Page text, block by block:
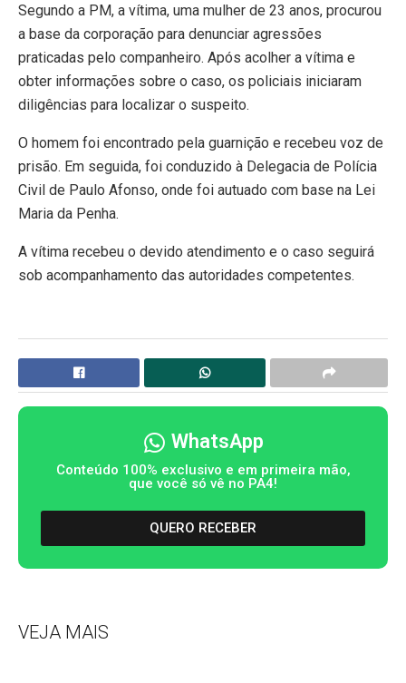
Segundo a PM, a vítima, uma mulher de 23 anos, procurou
a base da corporação para denunciar agressões
praticadas pelo companheiro. Após acolher a vítima e
obter informações sobre o caso, os policiais iniciaram
diligências para localizar o suspeito.
O homem foi encontrado pela guarnição e recebeu voz de
prisão. Em seguida, foi conduzido à Delegacia de Polícia
Civil de Paulo Afonso, onde foi autuado com base na Lei
Maria da Penha.
A vítima recebeu o devido atendimento e o caso seguirá
sob acompanhamento das autoridades competentes.
WhatsApp
Conteúdo 100% exclusivo e em primeira mão,
que você só vê no PA4!
QUERO RECEBER
VEJA MAIS